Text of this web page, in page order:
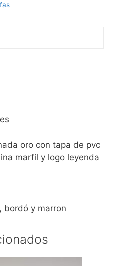
oro con tapa de pvc
marfil y logo leyenda
bordó y marron